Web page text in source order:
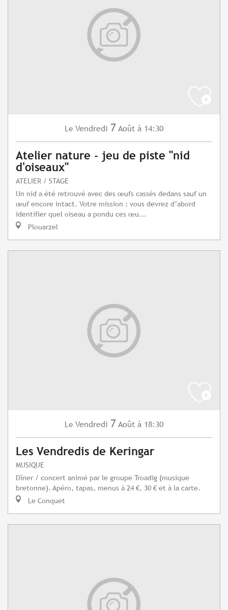
Le Vendredi 7 Août à 14:30
Atelier nature - jeu de piste "nid
d'oiseaux"
ATELIER / STAGE
Un nid a été retrouvé avec des œufs cassés dedans sauf un
œuf encore intact. Votre mission : vous devrez d’abord
identifier quel oiseau a pondu ces œu...
Plouarzel
Le Vendredi 7 Août à 18:30
Les Vendredis de Keringar
MUSIQUE
Dîner / concert animé par le groupe Troadig (musique
bretonne). Apéro, tapas, menus à 24 €, 30 € et à la carte.
Le Conquet